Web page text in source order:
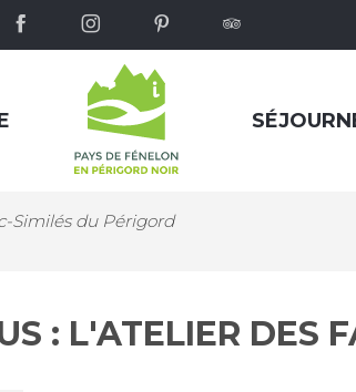
Similés du Périgord
: L'ATELIER DES